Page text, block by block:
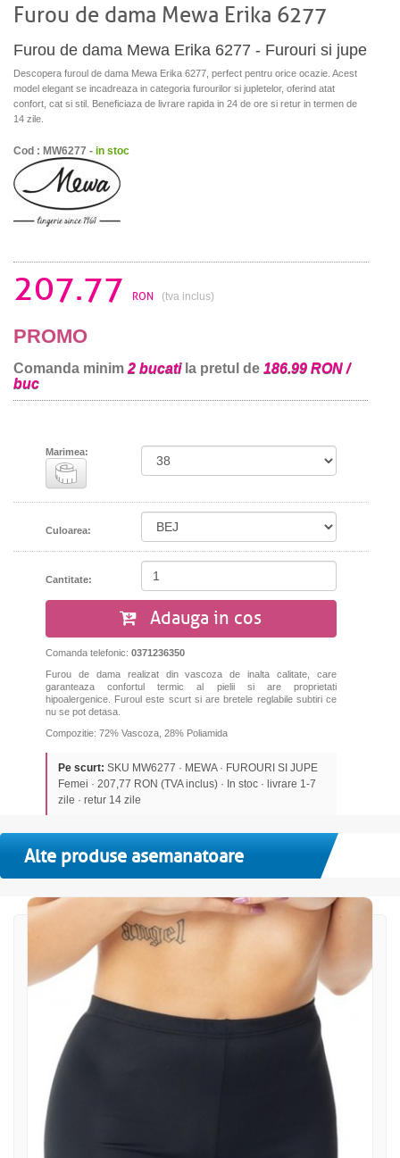
Furou de dama Mewa Erika 6277
Furou de dama Mewa Erika 6277 - Furouri si jupe
Descopera furoul de dama Mewa Erika 6277, perfect pentru orice ocazie. Acest
model elegant se incadreaza in categoria furourilor si jupletelor, oferind atat
confort, cat si stil. Beneficiaza de livrare rapida in 24 de ore si retur in termen de
14 zile.
Cod : MW6277 - in stoc
207.77 RON (tva inclus)
PROMO
Comanda minim 2 bucatila pretul de 186.99 RON /
buc
Marimea:
Culoarea:
Cantitate:
Adauga in cos
Comanda telefonic: 0371236350
Furou de dama realizat din vascoza de inalta calitate, care
garanteaza confortul termic al pielii si are proprietati
hipoalergenice. Furoul este scurt si are bretele reglabile subtiri ce
nu se pot detasa.
Compozitie: 72% Vascoza, 28% Poliamida
Pe scurt: SKU MW6277 · MEWA · FUROURI SI JUPE
Femei · 207,77 RON (TVA inclus) · In stoc · livrare 1-7
zile · retur 14 zile
Alte produse asemanatoare